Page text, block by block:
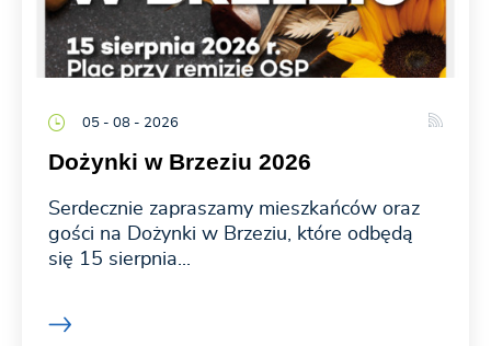
05 - 08 - 2026
Dożynki w Brzeziu 2026
Serdecznie zapraszamy mieszkańców oraz
gości na Dożynki w Brzeziu, które odbędą
się 15 sierpnia...